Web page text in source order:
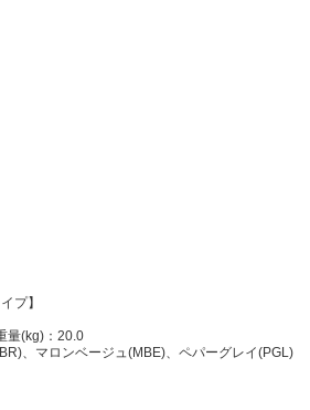
プ】
量(kg)：20.0
、マロンベージュ(MBE)、ペパーグレイ(PGL)